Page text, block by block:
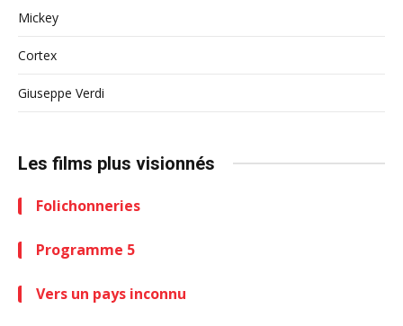
Mickey
Cortex
Giuseppe Verdi
Les films plus visionnés
Folichonneries
Programme 5
Vers un pays inconnu